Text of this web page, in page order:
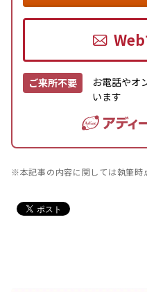
ご来所不要
お電話やオ
います
※本記事の内容に関しては執筆時